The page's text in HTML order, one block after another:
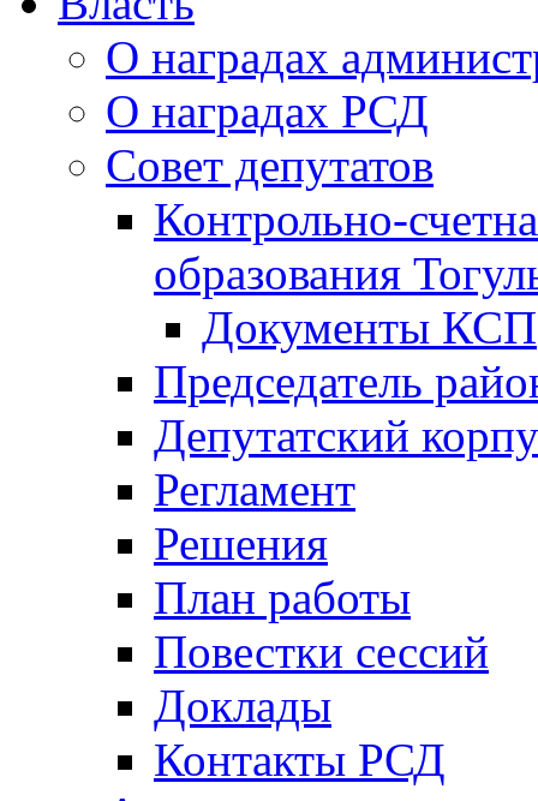
О наградах
О наградах РСД
Совет депутатов
Контрольно-
образования
Документы КСП
Председатель
Депутатский
Регламент
Решения
План работы
Повестки сессий
Доклады
Контакты РСД